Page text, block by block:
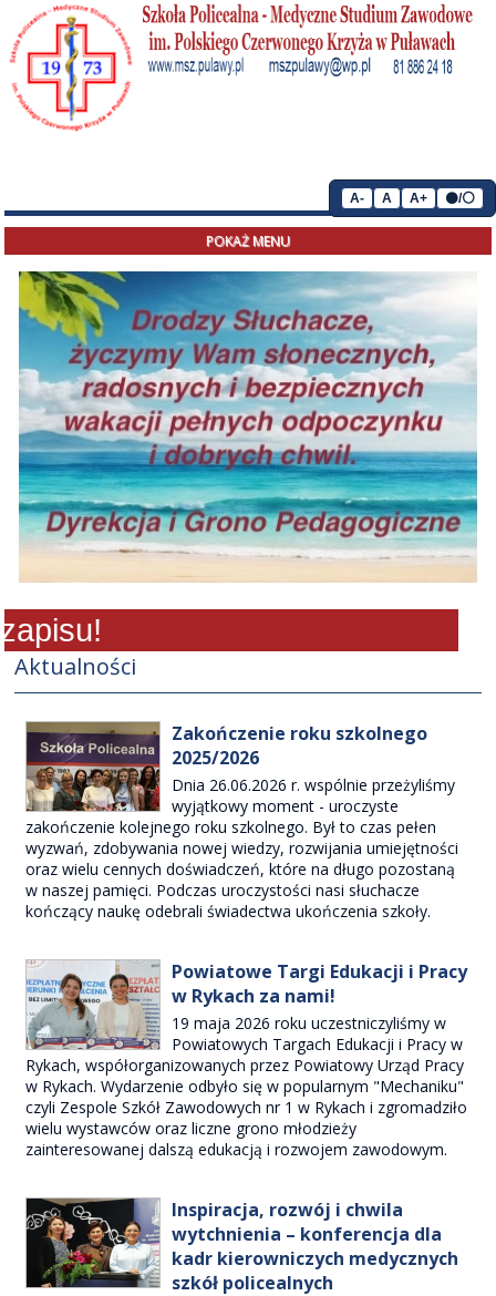
POKAŻ MENU
Aktualności
Zakończenie roku szkolnego
2025/2026
Dnia 26.06.2026 r. wspólnie przeżyliśmy
wyjątkowy moment - uroczyste
zakończenie kolejnego roku szkolnego. Był to czas pełen
wyzwań, zdobywania nowej wiedzy, rozwijania umiejętności
oraz wielu cennych doświadczeń, które na długo pozostaną
w naszej pamięci. Podczas uroczystości nasi słuchacze
kończący naukę odebrali świadectwa ukończenia szkoły.
Powiatowe Targi Edukacji i Pracy
w Rykach za nami!
19 maja 2026 roku uczestniczyliśmy w
Powiatowych Targach Edukacji i Pracy w
Rykach, współorganizowanych przez Powiatowy Urząd Pracy
w Rykach. Wydarzenie odbyło się w popularnym "Mechaniku"
czyli Zespole Szkół Zawodowych nr 1 w Rykach i zgromadziło
wielu wystawców oraz liczne grono młodzieży
zainteresowanej dalszą edukacją i rozwojem zawodowym.
Inspiracja, rozwój i chwila
wytchnienia – konferencja dla
kadr kierowniczych medycznych
szkół policealnych
A- A A+ ⚫/⚪